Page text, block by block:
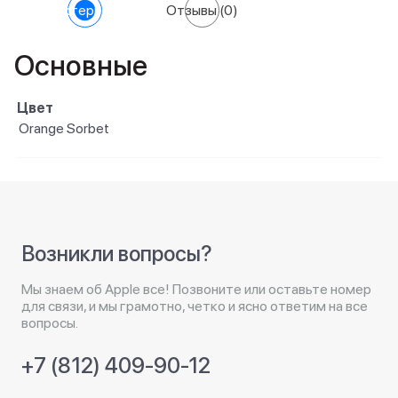
Характеристики Отзывы(0)
Основные
Цвет
Orange Sorbet
Возникли вопросы?
Мы знаем об Apple все! Позвоните или оставьте номер
для связи, и мы грамотно, четко и ясно ответим на все
вопросы.
+7 (812) 409-90-12